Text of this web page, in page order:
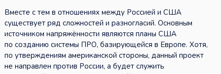
Вместе с тем в отношениях между Россией и США
существует ряд сложностей и разногласий. Основным
источником напряжённости являются планы США
по созданию системы ПРО, базирующейся в Европе. Хотя,
по утверждениям американской стороны, данный проект
не направлен против России, а будет служить